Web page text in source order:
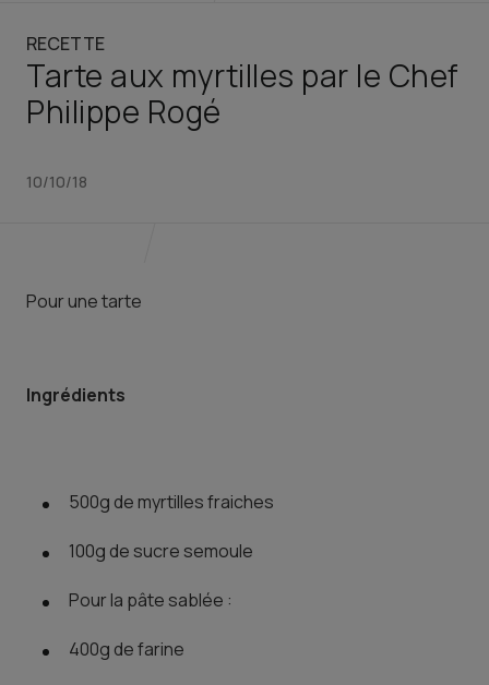
RECETTE
Tarte aux myrtilles par le Chef
Philippe Rogé
10/10/18
Pour une tarte
Ingrédients
500g de myrtilles fraiches
100g de sucre semoule
Pour la pâte sablée :
400g de farine